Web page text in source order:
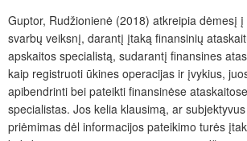
Guptor, Rudžionienė (2018) atkreipia dėmesį
svarbų veiksnį, darantį įtaką finansinių
apskaitos specialistą, sudarantį finansines
kaip registruoti ūkines operacijas ir įvykius,
apibendrinti bei pateikti finansinėse
specialistas. Jos kelia klausimą, ar
priėmimas dėl informacijos pateikimo turės